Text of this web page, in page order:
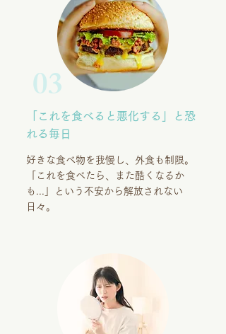
03
「これを食べると悪化する」と恐
れる毎日
好きな食べ物を我慢し、外食も制限。
「これを食べたら、また酷くなるか
も...」という不安から解放されない
日々。